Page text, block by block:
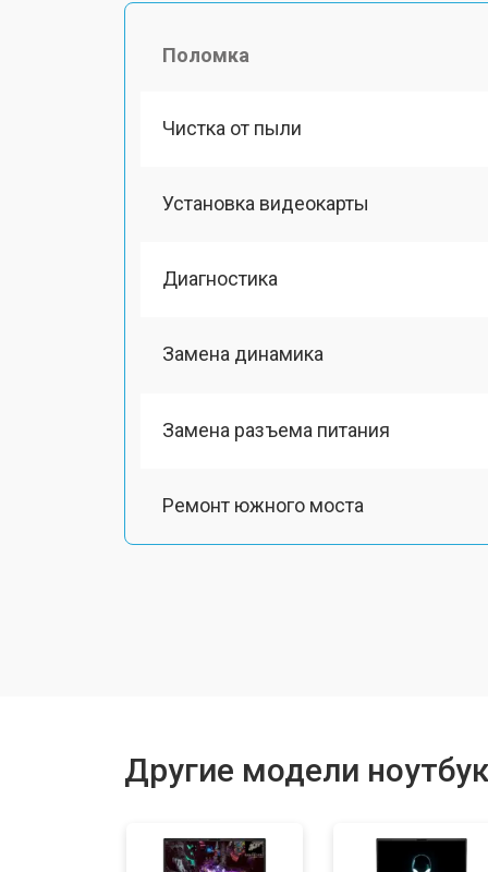
Поломка
Чистка от пыли
Установка видеокарты
Диагностика
Замена динамика
Замена разъема питания
Ремонт южного моста
Другие модели